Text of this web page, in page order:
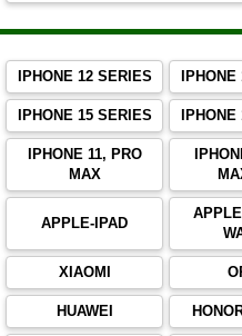
IPHONE 12 SERIES
IPHONE 15 SERIES
IPHONE 11, PRO
MAX
APPLE-IPAD
XIAOMI
HUAWEI